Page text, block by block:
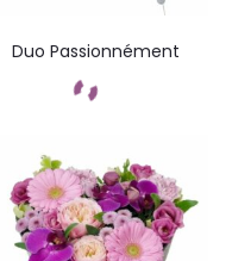
Duo Passionnément